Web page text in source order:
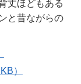
丈ほどもある
と昔ながらの
）